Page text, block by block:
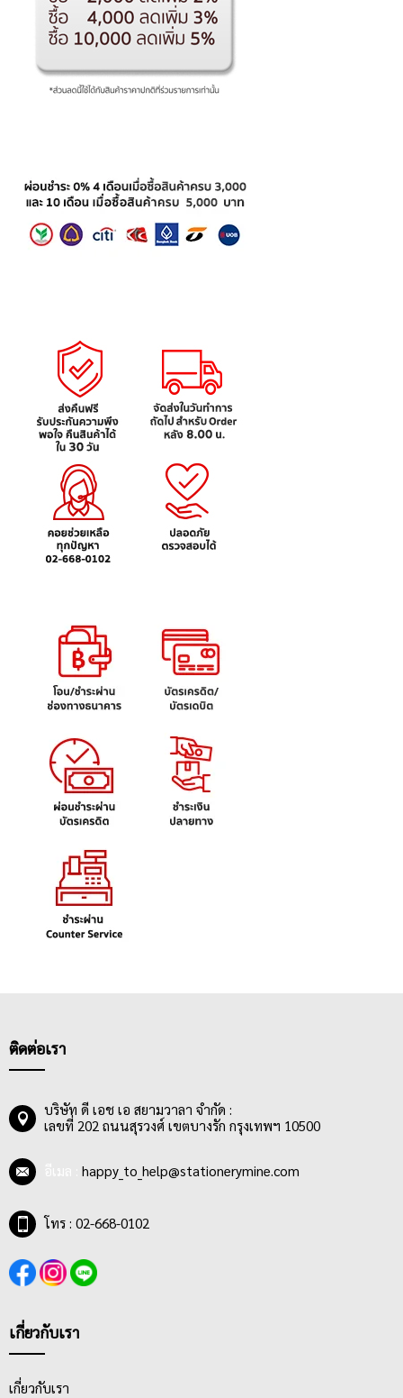
ติดต่อเรา
บริษัท ดี เอช เอ สยามวาลา จำกัด :
เลขที่ 202 ถนนสุรวงศ์ เขตบางรัก กรุงเทพฯ 10500
happy_to_help@stationerymine.com
โทร : 02-668-0102
เกี่ยวกับเรา
เกี่ยวกับเรา